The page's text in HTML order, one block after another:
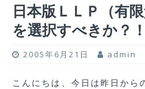
日本版ＬＬＰ（有
を選択すべきか？
2005年6月21日 admin
こんにちは、今日は昨日から